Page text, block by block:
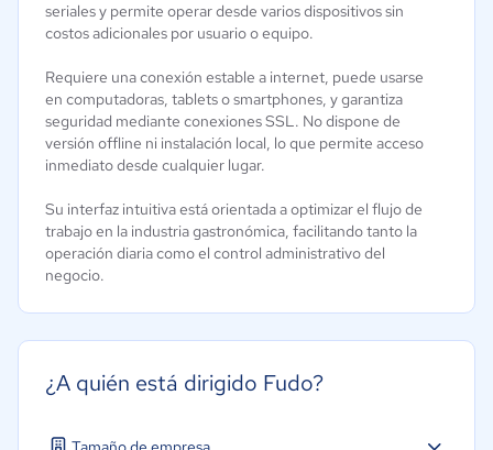
seriales y permite operar desde varios dispositivos sin
costos adicionales por usuario o equipo.
Requiere una conexión estable a internet, puede usarse
en computadoras, tablets o smartphones, y garantiza
seguridad mediante conexiones SSL. No dispone de
versión offline ni instalación local, lo que permite acceso
inmediato desde cualquier lugar.
Su interfaz intuitiva está orientada a optimizar el flujo de
trabajo en la industria gastronómica, facilitando tanto la
operación diaria como el control administrativo del
negocio.
¿A quién está dirigido Fudo?